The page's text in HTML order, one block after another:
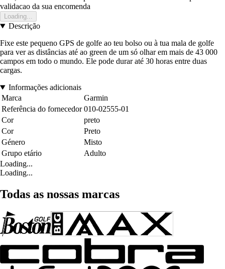
validacao da sua encomenda
Loading...
Descrição
Fixe este pequeno GPS de golfe ao teu bolso ou à tua mala de golfe
para ver as distâncias até ao green de um só olhar em mais de 43 000
campos em todo o mundo. Ele pode durar até 30 horas entre duas
cargas.
Informações adicionais
Marca
Garmin
Referência do fornecedor 010-02555-01
Cor
preto
Cor
Preto
Género
Misto
Grupo etário
Adulto
Loading...
Loading...
Todas as nossas marcas